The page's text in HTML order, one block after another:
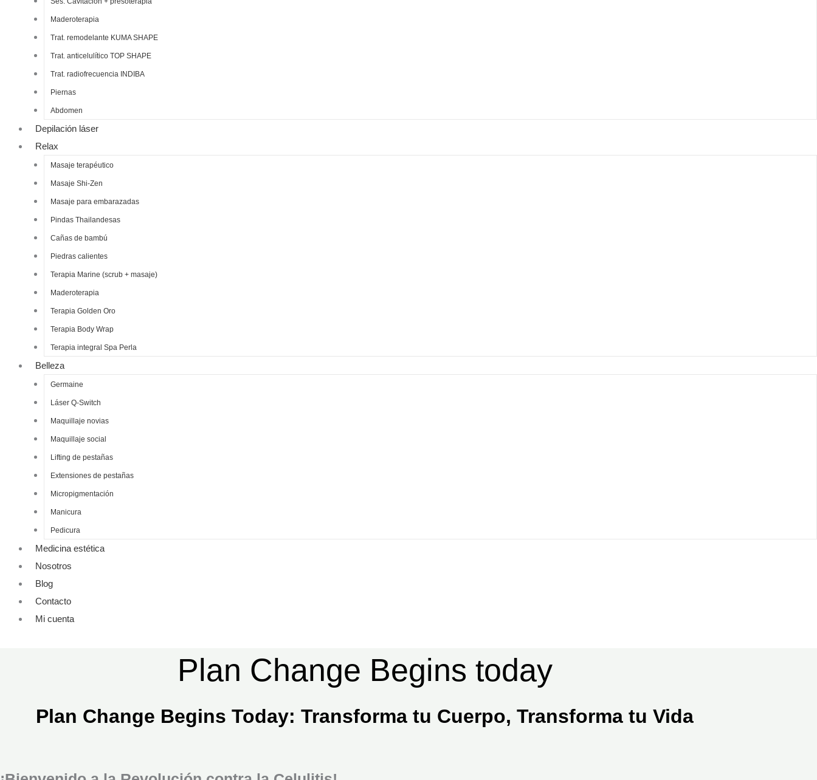
Maderoterapia
Trat. remodelante KUMA SHAPE
Trat. anticelulítico TOP SHAPE
Trat. radiofrecuencia INDIBA
Piernas
Abdomen
Depilación láser
Relax
Masaje terapéutico
Masaje Shi-Zen
Masaje para embarazadas
Pindas Thailandesas
Cañas de bambú
Piedras calientes
Terapia Marine (scrub + masaje)
Maderoterapia
Terapia Golden Oro
Terapia Body Wrap
Terapia integral Spa Perla
Belleza
Germaine
Láser Q-Switch
Maquillaje novias
Maquillaje social
Lifting de pestañas
Extensiones de pestañas
Micropigmentación
Manicura
Pedicura
Medicina estética
Nosotros
Blog
Contacto
Mi cuenta
Plan Change Begins today
Plan Change Begins Today: Transforma tu Cuerpo, Transforma tu Vida